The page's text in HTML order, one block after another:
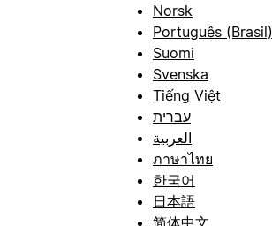
Norsk
Português (Brasil)
Suomi
Svenska
Tiếng Việt
עברית
العربية
ภาษาไทย
한국어
日本語